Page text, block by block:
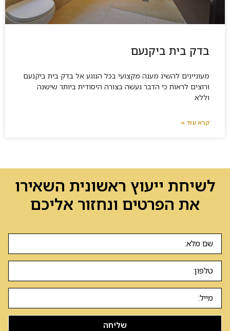
בדק בית ביקנעם
מעוניינים להשיג מענה מקצועי בכל הנוגע אל בדק בית ביקנעם
ורוצים לראות כי הדבר נעשה בצורה היסודית ביותר שישנה
וללא
קרא עוד »
לשיחת ייעוץ ראשונית השאירו
את הפרטים ונחזור אליכם
שליחה